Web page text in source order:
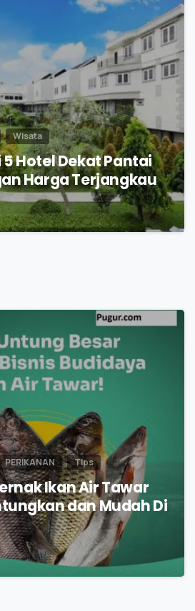
0
Wisata
Hotel Dekat Pantai
Harga Terjangkau
PERIKANAN Tips
Ikan Air Tawar
dan Mudah Di